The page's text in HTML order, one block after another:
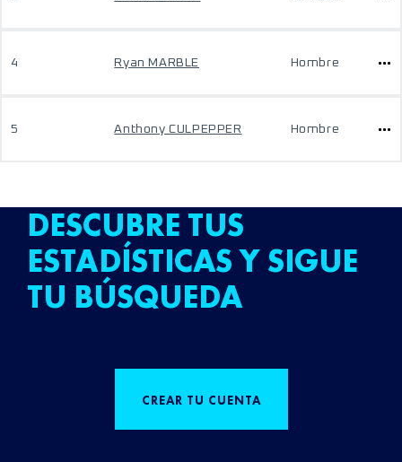
4 Ryan MARBLE Hombre
5 Anthony CULPEPPER Hombre
DESCUBRE TUS
ESTADÍSTICAS Y SIGUE
TU BÚSQUEDA
CREAR TU CUENTA